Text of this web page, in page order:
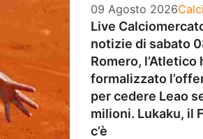
09 Agosto 2026
Live
notizie di sabato
Romero, l’Atletico
formalizzato
per cedere Leao
milioni. Lukaku, il
c’è